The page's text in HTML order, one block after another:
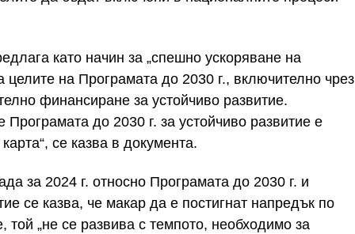
като начин за „спешно ускоряване на
целите на Програмата до 2030 г., включително чрез
финансиране за устойчиво развитие.
до 2030 г. за устойчиво развитие е
се казва в документа.
за 2024 г. относно Програмата до 2030 г. и
се казва, че макар да е постигнат напредък по
той „не се развива с темпото, необходимо за